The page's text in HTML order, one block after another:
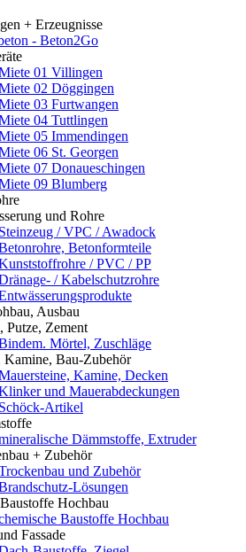
+ Erzeugnisse
- Beton2Go
01 Villingen
02 Döggingen
03 Furtwangen
04 Tuttlingen
05 Immendingen
06 St. Georgen
07 Donaueschingen
09 Blumberg
und Rohre
Steinzeug / VPC / Awadock
Betonformteile
/ PVC / PP
/ Kabelschutzrohre
Ausbau
Putze, Zement
Mörtel, Zuschläge
Kamine, Bau-Zubehör
Kamine, Decken
und Mauerabdeckungen
Schöck-Artikel
Dämmstoffe, Extruder
+ Zubehör
und Zubehör
Lösungen
Hochbau
Baustoffe Hochbau
Fassade